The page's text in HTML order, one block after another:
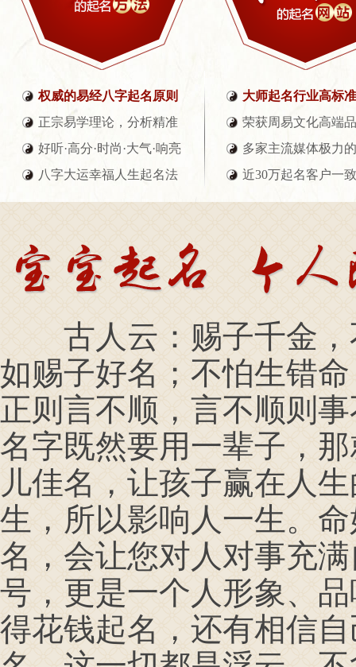
权威的易经八字起名原则
正宗易学理论，分析精准
好听·高分·时尚·大气·响亮
八字大运幸福人生起名法
大师起名行业高标
荣获周易文化高端
多家主流媒体极力
近30万起名客户一
古人云：赐子千金，
如赐子好名；不怕生错
正则言不顺，言不顺则
名字既然要用一辈子，
儿佳名，让孩子赢在人
生，所以影响人一生。
名，会让您对人对事充
号，更是一个人形象、
得花钱起名，还有相信